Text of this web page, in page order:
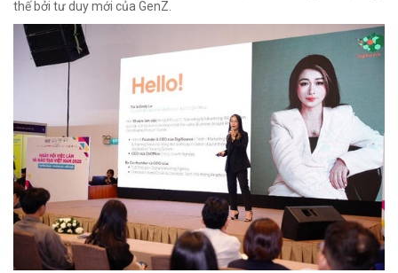
thế bởi tư duy mới của GenZ.